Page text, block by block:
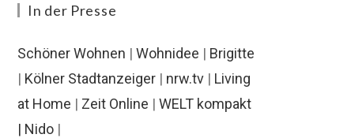
In der Presse
Schöner Wohnen | Wohnidee | Brigitte
| Kölner Stadtanzeiger | nrw.tv | Living
at Home | Zeit Online | WELT kompakt
| Nido |